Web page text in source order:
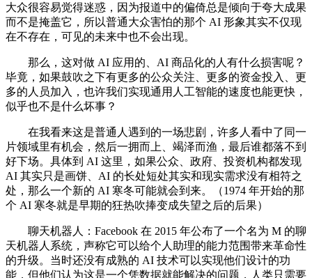
大众很容易觉得迷惑，因为报道中的偏倚总是倾向于夸大成果
而不是掩盖它，所以普通大众害怕的那个 AI 形象其实不仅现
在不存在，可见的未来中也不会出现。
那么，这对做 AI 应用的、AI 商品化的人有什么损害呢？
毕竟，如果鼓吹之下有更多的公众关注、更多的资金投入、更
多的人员加入，也许我们实现通用人工智能的速度也能更快，
似乎也不是什么坏事？
在我看来这是普通人遇到的一场悲剧，许多人看中了同一
片领域里有机会，然后一拥而上、竭泽而渔，最后谁都落不到
好下场。具体到 AI 这里，如果公众、政府、投资机构都发现
AI 其实只是画饼、AI 的长处短处其实和现实需求没有相符之
处，那么一个新的 AI 寒冬可能就会到来。（1974 年开始的那
个 AI 寒冬就是早期的狂热吹捧变成失望之后的后果）
聊天机器人：Facebook 在 2015 年公布了一个名为 M 的聊
天机器人系统，声称它可以给个人助理的能力范围带来革命性
的升级。当时还没有成熟的 AI 技术可以实现他们设计的功
能，但他们认为这是一个凭数据就能解决的问题，人类只需要